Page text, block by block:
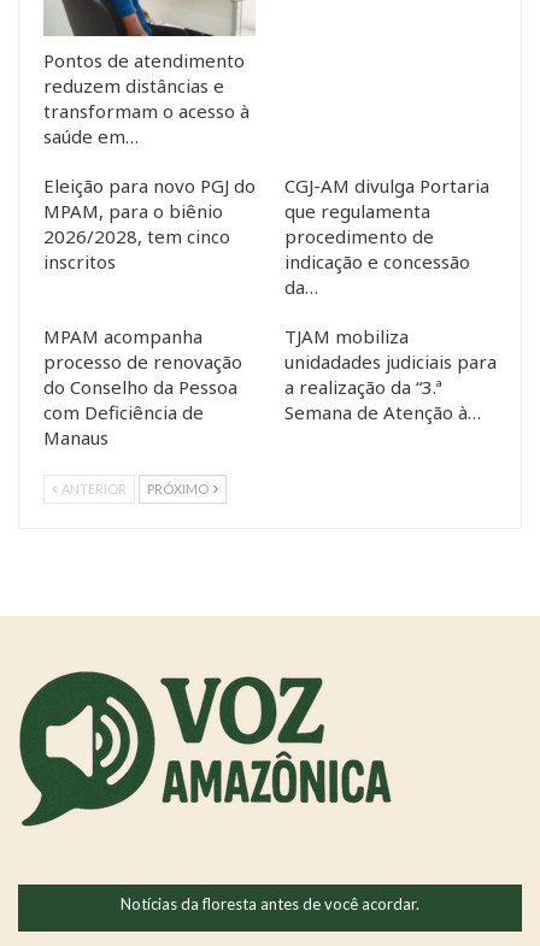
Pontos de atendimento
reduzem distâncias e
transformam o acesso à
saúde em…
Eleição para novo PGJ do
MPAM, para o biênio
2026/2028, tem cinco
inscritos
CGJ-AM divulga Portaria
que regulamenta
procedimento de
indicação e concessão
da…
MPAM acompanha
processo de renovação
do Conselho da Pessoa
com Deficiência de
Manaus
TJAM mobiliza
unidadades judiciais para
a realização da “3.ª
Semana de Atenção à…
ANTERIOR PRÓXIMO
Notícias da floresta antes de você acordar.